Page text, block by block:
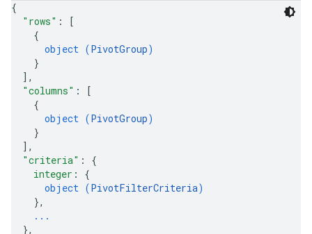
{
"rows" :
[
{
object (PivotGroup)
}
] ,
"columns" :
[
{
object (PivotGroup)
}
] ,
"criteria" : {
integer : {
object (PivotFilterCriteria)
},
...
},